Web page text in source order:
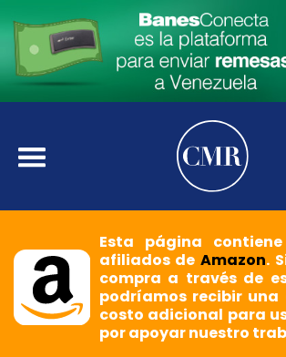
Esta página
afiliados deAmazon.
compra a través de
podríamos recibir una
costo adicional para
por apoyar nuestro